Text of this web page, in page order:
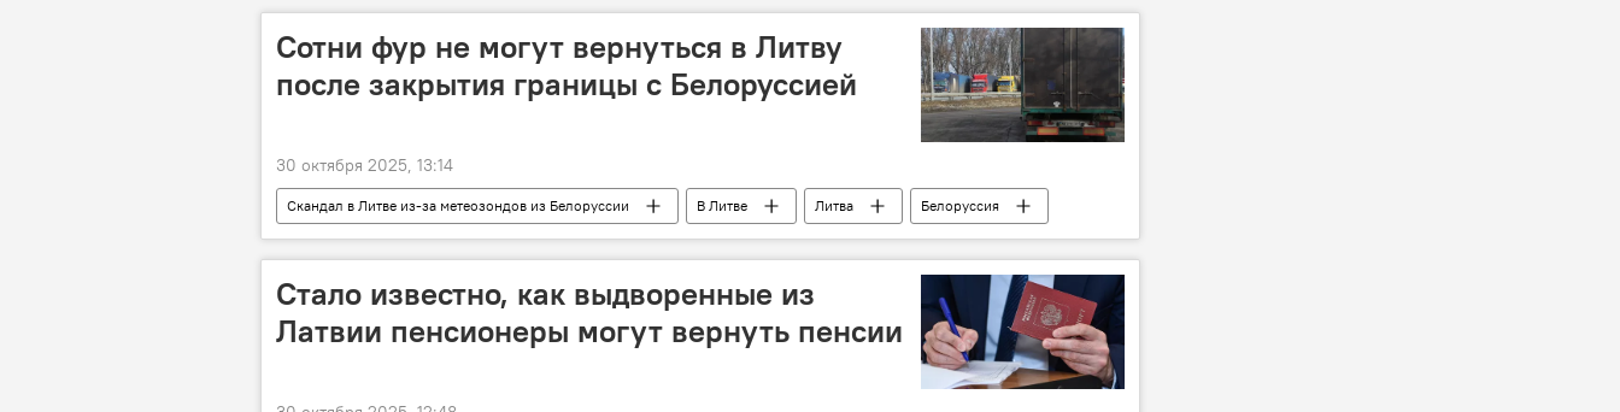
Сотни фур не могут вернуться в Литву
после закрытия границы с Белоруссией
30 октября 2025, 13:14
Скандал в Литве из-за метеозондов из Белоруссии В Литве Литва
Белоруссия
Linava
Стало известно, как выдворенные из
Латвии пенсионеры могут вернуть пенсии